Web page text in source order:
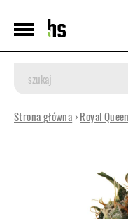
Strona główna ›Royal